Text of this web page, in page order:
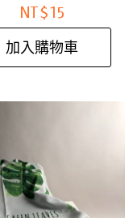
NT$ 15
加入購物車